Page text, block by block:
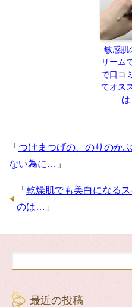
敏感肌
リーム
で口コ
てオス
は
「 つけまつげの、のりのか
ない為に… 」
「 乾燥肌でも美白になる
のは… 」
最近の投稿